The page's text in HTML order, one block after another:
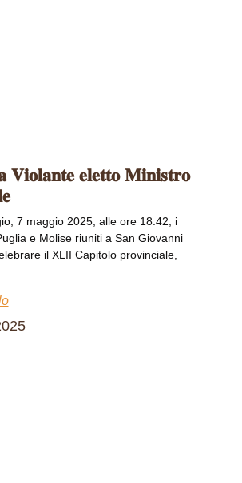
𝐕𝐢𝐨𝐥𝐚𝐧𝐭𝐞 𝐞𝐥𝐞𝐭𝐭𝐨 𝐌𝐢𝐧𝐢𝐬𝐭𝐫𝐨
7 maggio 2025, alle ore 18.42, i
e Molise riuniti a San Giovanni
il XLII Capitolo provinciale,